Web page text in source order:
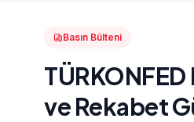
Basın Bülteni
ve Rekabet